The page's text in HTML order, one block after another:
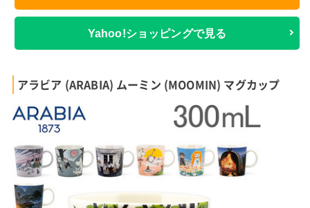
Yahoo!ショッピングで見る
アラビア (ARABIA) ムーミン (MOOMIN) マグカップ